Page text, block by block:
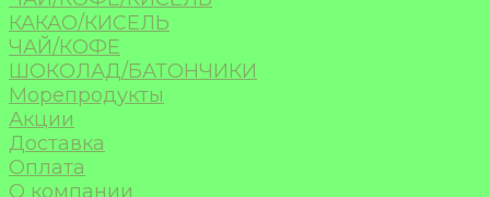
КАКАО/КИСЕЛЬ
ЧАЙ/КОФЕ
ШОКОЛАД/БАТОНЧИКИ
Морепродукты
Акции
Доставка
Оплата
О компании